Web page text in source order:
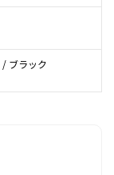
/ ブラック